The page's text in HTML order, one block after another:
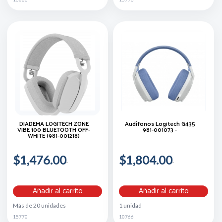
DIADEMA LOGITECH ZONE
VIBE 100 BLUETOOTH OFF-
WHITE (981-001218)
$1,476.00
Añadir al carrito
Más de 20 unidades
15770
Audífonos Logitech G435
981-001073 -
$1,804.00
Añadir al carrito
1 unidad
10766